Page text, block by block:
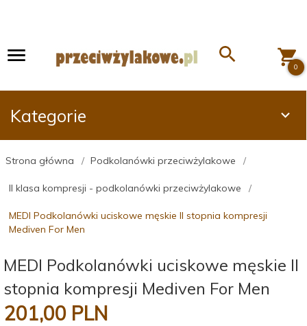
0
Kategorie
Strona główna Podkolanówki przeciwżylakowe
II klasa kompresji - podkolanówki przeciwżylakowe
MEDI Podkolanówki uciskowe męskie II stopnia kompresji
Mediven For Men
MEDI Podkolanówki uciskowe męskie II
stopnia kompresji Mediven For Men
201,00 PLN